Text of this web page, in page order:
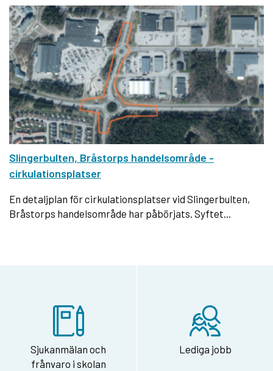
Slingerbulten, Bråstorps handelsområde -
cirkulationsplatser
En detaljplan för cirkulationsplatser vid Slingerbulten,
Bråstorps handelsområde har påbörjats. Syftet...
Sjukanmälan och
frånvaro i skolan
Lediga jobb